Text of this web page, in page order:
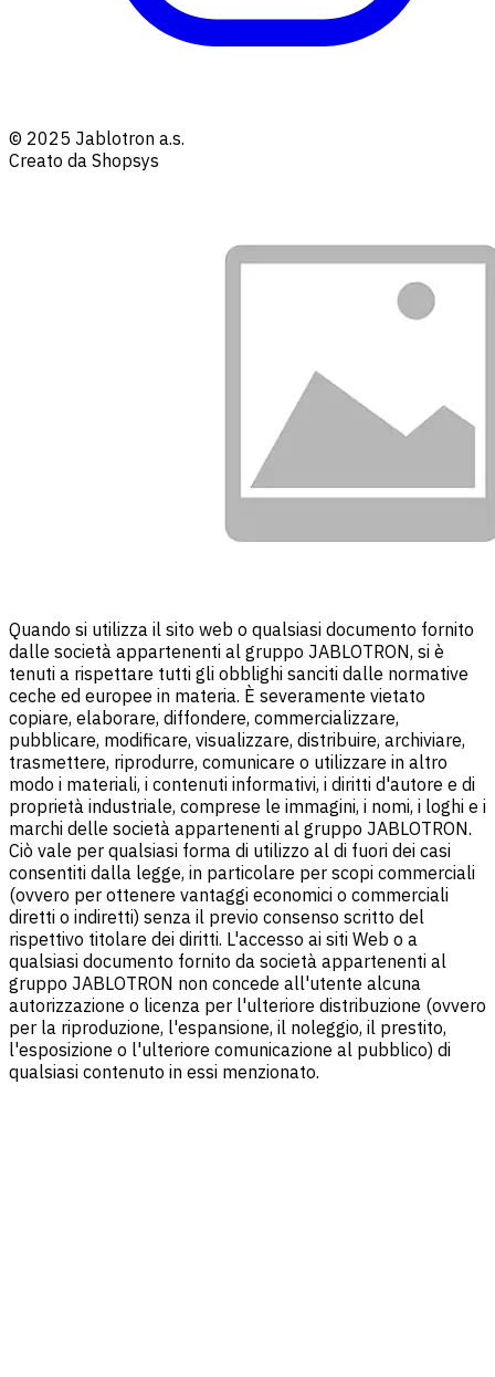
© 2025 Jablotron a.s.
Creato da Shopsys
Quando si utilizza il sito web o qualsiasi documento fornito
dalle società appartenenti al gruppo JABLOTRON, si è
tenuti a rispettare tutti gli obblighi sanciti dalle normative
ceche ed europee in materia. È severamente vietato
copiare, elaborare, diffondere, commercializzare,
pubblicare, modificare, visualizzare, distribuire, archiviare,
trasmettere, riprodurre, comunicare o utilizzare in altro
modo i materiali, i contenuti informativi, i diritti d'autore e di
proprietà industriale, comprese le immagini, i nomi, i loghi e i
marchi delle società appartenenti al gruppo JABLOTRON.
Ciò vale per qualsiasi forma di utilizzo al di fuori dei casi
consentiti dalla legge, in particolare per scopi commerciali
(ovvero per ottenere vantaggi economici o commerciali
diretti o indiretti) senza il previo consenso scritto del
rispettivo titolare dei diritti. L'accesso ai siti Web o a
qualsiasi documento fornito da società appartenenti al
gruppo JABLOTRON non concede all'utente alcuna
autorizzazione o licenza per l'ulteriore distribuzione (ovvero
per la riproduzione, l'espansione, il noleggio, il prestito,
l'esposizione o l'ulteriore comunicazione al pubblico) di
qualsiasi contenuto in essi menzionato.